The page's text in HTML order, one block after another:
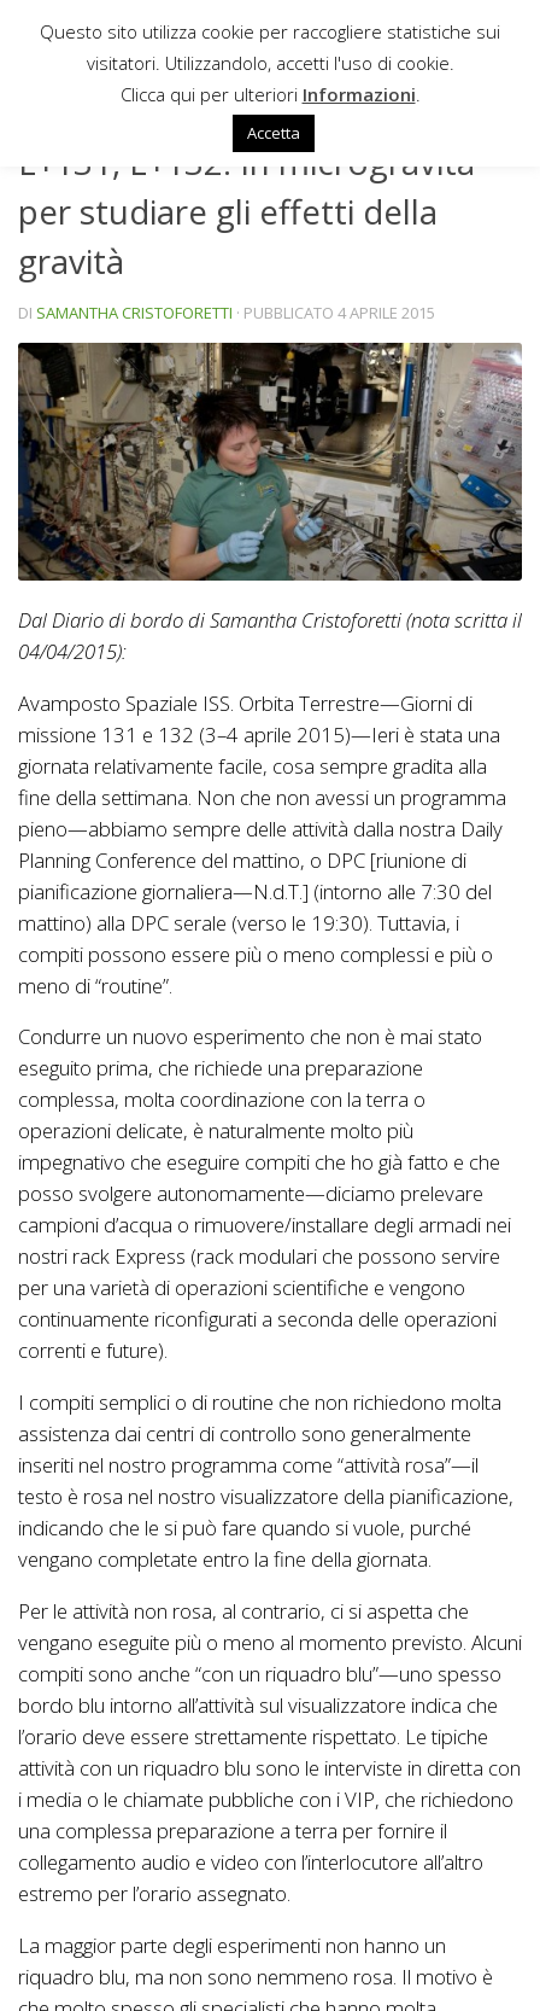
Sotto il contenuto
L+131, L+132: In microgravità
per studiare gli effetti della
gravità
DI SAMANTHA CRISTOFORETTI · PUBBLICATO 4 APRILE 2015
Dal Diario di bordo di Samantha Cristoforetti (nota scritta il
04/04/2015):
Avamposto Spaziale ISS. Orbita Terrestre—Giorni di
missione 131 e 132 (3–4 aprile 2015)—Ieri è stata una
giornata relativamente facile, cosa sempre gradita alla
fine della settimana. Non che non avessi un programma
pieno—abbiamo sempre delle attività dalla nostra Daily
Planning Conference del mattino, o DPC [riunione di
pianificazione giornaliera—N.d.T.] (intorno alle 7:30 del
mattino) alla DPC serale (verso le 19:30). Tuttavia, i
compiti possono essere più o meno complessi e più o
meno di “routine”.
Condurre un nuovo esperimento che non è mai stato
eseguito prima, che richiede una preparazione
complessa, molta coordinazione con la terra o
operazioni delicate, è naturalmente molto più
impegnativo che eseguire compiti che ho già fatto e che
posso svolgere autonomamente—diciamo prelevare
campioni d’acqua o rimuovere/installare degli armadi nei
nostri rack Express (rack modulari che possono servire
per una varietà di operazioni scientifiche e vengono
continuamente riconfigurati a seconda delle operazioni
correnti e future).
I compiti semplici o di routine che non richiedono molta
assistenza dai centri di controllo sono generalmente
inseriti nel nostro programma come “attività rosa”—il
testo è rosa nel nostro visualizzatore della pianificazione,
indicando che le si può fare quando si vuole, purché
vengano completate entro la fine della giornata.
Per le attività non rosa, al contrario, ci si aspetta che
vengano eseguite più o meno al momento previsto. Alcuni
compiti sono anche “con un riquadro blu”—uno spesso
bordo blu intorno all’attività sul visualizzatore indica che
l’orario deve essere strettamente rispettato. Le tipiche
attività con un riquadro blu sono le interviste in diretta con
i media o le chiamate pubbliche con i VIP, che richiedono
una complessa preparazione a terra per fornire il
collegamento audio e video con l’interlocutore all’altro
estremo per l’orario assegnato.
La maggior parte degli esperimenti non hanno un
riquadro blu, ma non sono nemmeno rosa. Il motivo è
Questo sito utilizza cookie per raccogliere statistiche sui
visitatori. Utilizzandolo, accetti l'uso di cookie.
Clicca qui per ulteriori Informazioni
Accetta